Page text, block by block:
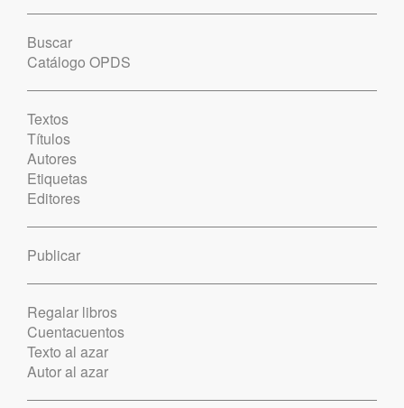
Buscar
Catálogo OPDS
Textos
Títulos
Autores
Etiquetas
Editores
Publicar
Regalar libros
Cuentacuentos
Texto al azar
Autor al azar